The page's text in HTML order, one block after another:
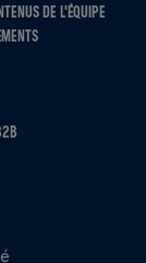
DE L'ÉQUIPE